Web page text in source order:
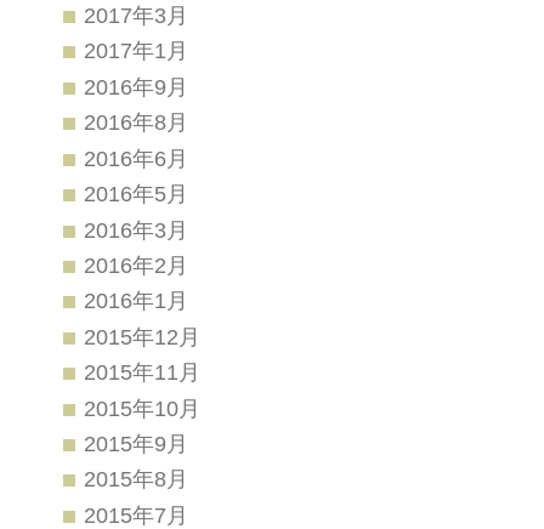
2017年3月
2017年1月
2016年9月
2016年8月
2016年6月
2016年5月
2016年3月
2016年2月
2016年1月
2015年12月
2015年11月
2015年10月
2015年9月
2015年8月
2015年7月